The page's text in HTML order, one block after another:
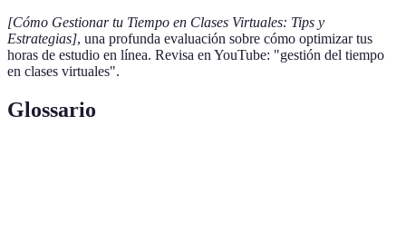
[Cómo Gestionar tu Tiempo en Clases Virtuales: Tips y
Estrategias], una profunda evaluación sobre cómo optimizar tus
horas de estudio en línea. Revisa en YouTube: "gestión del tiempo
en clases virtuales".
Glossario